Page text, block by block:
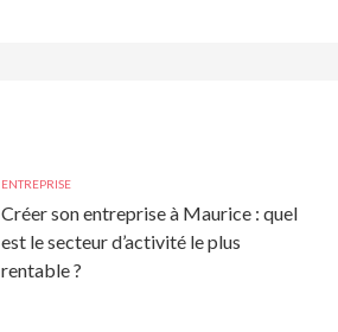
ENTREPRISE
Créer son entreprise à Maurice : quel
est le secteur d’activité le plus
rentable ?